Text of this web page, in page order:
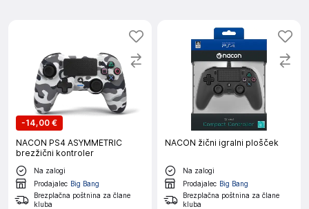
-14,00 €
NACON PS4 ASYMMETRIC
brezžični kontroler
Na zalogi
Prodajalec Big Bang
Brezplačna poštnina za člane
kluba
NACON žični igralni plošček
Na zalogi
Prodajalec Big Bang
Brezplačna poštnina za člane
kluba